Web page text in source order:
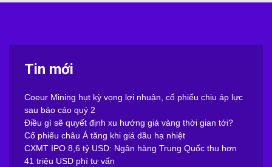
Tin mới
Coeur Mining hụt kỳ vọng lợi nhuận, cổ phiếu chịu áp lực
sau báo cáo quý 2
Điều gì sẽ quyết định xu hướng giá vàng thời gian tới?
Cổ phiếu châu Á tăng khi giá dầu hạ nhiệt
CXMT IPO 8,6 tỷ USD: Ngân hàng Trung Quốc thu hơn
41 triệu USD phí tư vấn